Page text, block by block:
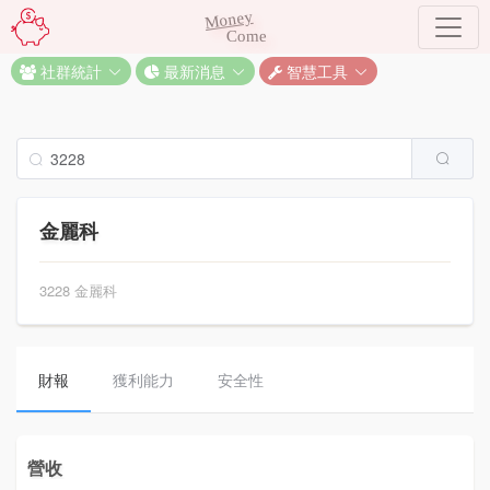
Money
Come
社群統計 最新消息 智慧工具
金麗科
3228 金麗科
財報 獲利能力 安全性
營收